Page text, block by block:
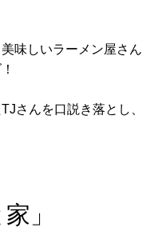
味しいラーメン屋さん
さんを口説き落とし、
」